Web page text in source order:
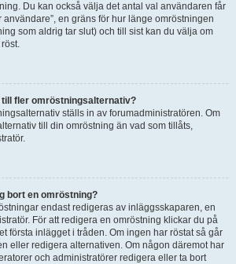
Du kan också välja det antal val användaren får
användare”, en gräns för hur länge omröstningen
som aldrig tar slut) och till sist kan du välja om
till fler omröstningsalternativ?
ställs in av forumadministratören. Om
till din omröstning än vad som tillåts,
bort en omröstning?
endast redigeras av inläggsskaparen, en
För att redigera en omröstning klickar du på
första inlägget i tråden. Om ingen har röstat så går
eller redigera alternativen. Om någon däremot har
och administratörer redigera eller ta bort